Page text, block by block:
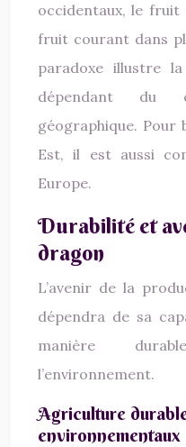
occidentaux, le fruit
fruit courant dans
paradoxe illustre
dépendant du
géographique. Pour
Est, il est aussi
Europe.
Durabilité et
dragon
L’avenir de la
dépendra de sa
manière
l’environnement.
Agriculture
environnementaux